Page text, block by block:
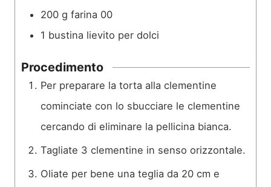
200 g farina 00
1 bustina lievito per dolci
Procedimento
Per preparare la torta alla clementine
cominciate con lo sbucciare le clementine
cercando di eliminare la pellicina bianca.
Tagliate 3 clementine in senso orizzontale.
Oliate per bene una teglia da 20 cm e